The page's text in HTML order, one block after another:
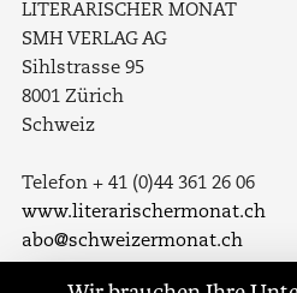
LITERARISCHER MONAT
SMH VERLAG AG
Sihlstrasse 95
8001 Zürich
Schweiz
Telefon + 41 (0)44 361 26 06
www.literarischermonat.ch
abo@schweizermonat.ch